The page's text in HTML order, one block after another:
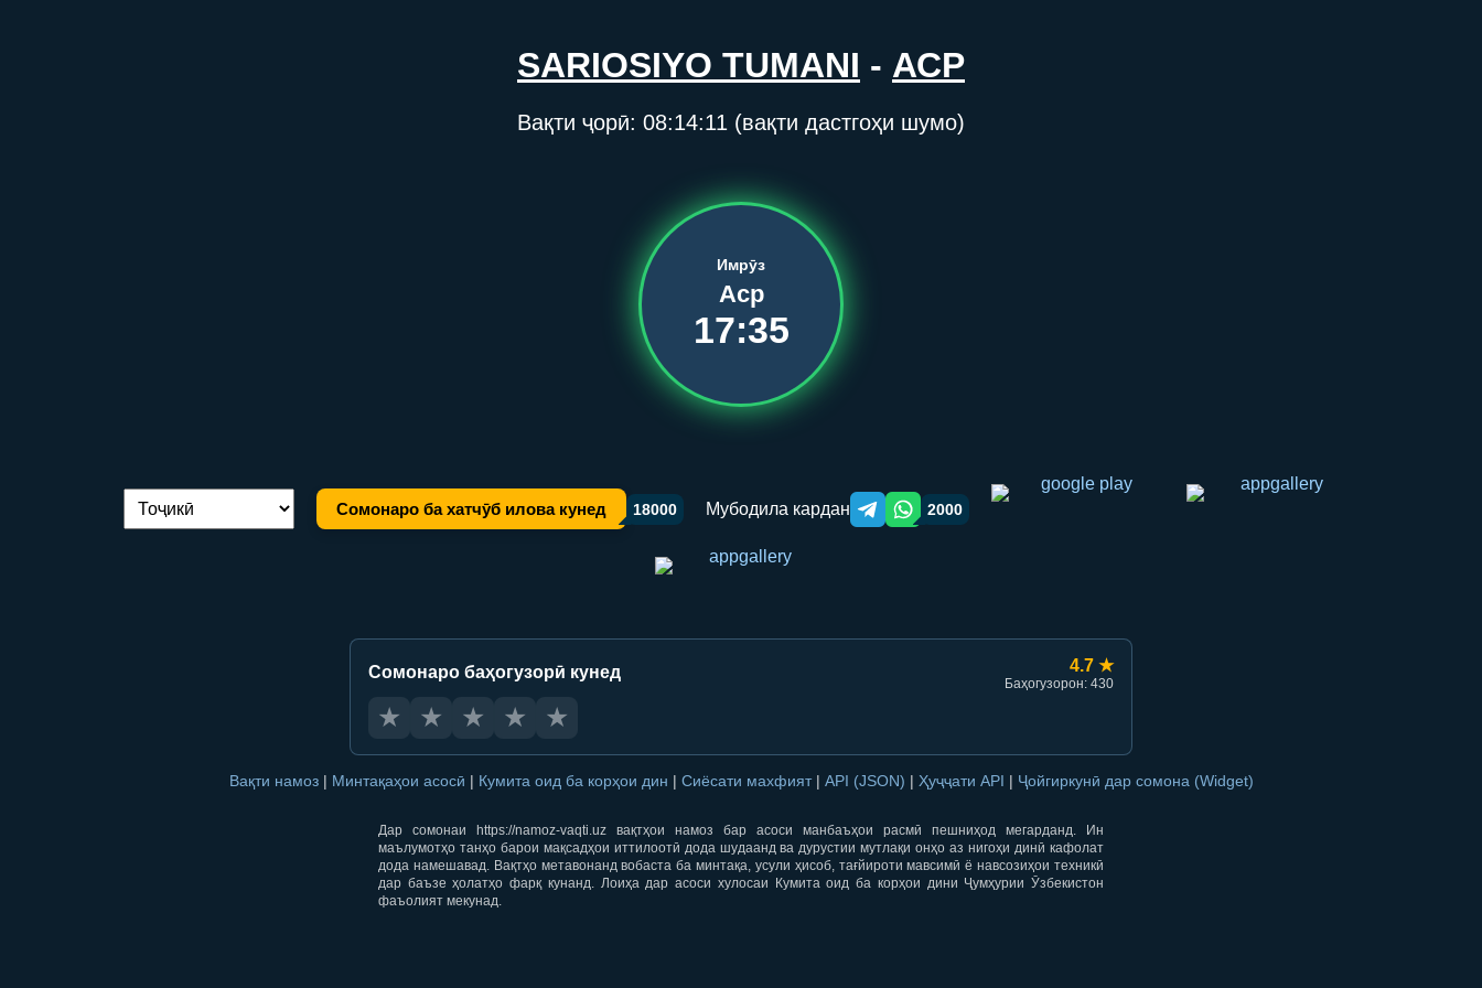
SARIOSIYO TUMANI - АСР
Вақти ҷорӣ: 08:14:11 (вақти дастгоҳи шумо)
Имрӯз
Аср
17:35
Иваз кардани забон: Сомонаро ба хатчӯб илова кунед 18000 Мубодила кардан Telegram orqali ulashish
WhatsApp orqali ulashish
2000
Сомонаро баҳогузорӣ кунед 4.7 ★
Баҳогузорон: 430
★ ★ ★ ★ ★
Вақти намоз | Минтақаҳои асосӣ | Кумита оид ба корҳои дин | Сиёсати махфият | API (JSON) | Ҳуҷҷати API | Ҷойгиркунӣ дар сомона (Widget)
Дар сомонаи https://namoz-vaqti.uz вақтҳои намоз бар асоси манбаъҳои расмӣ пешниҳод мегарданд. Ин
маълумотҳо танҳо барои мақсадҳои иттилоотӣ дода шудаанд ва дурустии мутлақи онҳо аз нигоҳи динӣ кафолат
дода намешавад. Вақтҳо метавонанд вобаста ба минтақа, усули ҳисоб, тағйироти мавсимӣ ё навсозиҳои техникӣ
дар баъзе ҳолатҳо фарқ кунанд. Лоиҳа дар асоси хулосаи Кумита оид ба корҳои дини Ҷумҳурии Ӯзбекистон
фаъолият мекунад.